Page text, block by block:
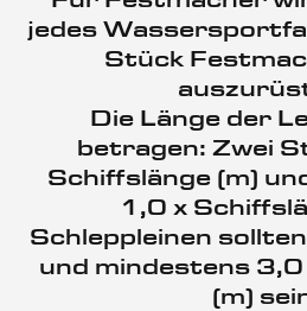
jedes
Stück
Die Länge der
betragen: Zwei
Schiffslänge (m)
1,0 x
Schleppleinen
und mindestens
(m)